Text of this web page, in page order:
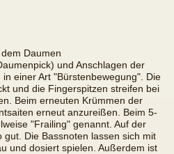
Daumen
und Anschlagen der
einer Art "Bürstenbewegung". Die
und die Fingerspitzen streifen bei
Beim erneuten Krümmen der
erneut anzureißen. Beim 5-
"Frailing" genannt. Auf der
Die Bassnoten lassen sich mit
und dosiert spielen. Außerdem ist